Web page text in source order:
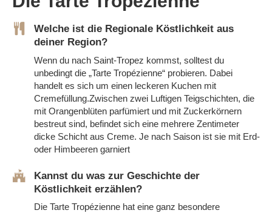
Welche ist die Regionale Köstlichkeit aus
deiner Region?
Wenn du nach Saint-Tropez kommst, solltest du
unbedingt die „Tarte Tropézienne“ probieren. Dabei
handelt es sich um einen leckeren Kuchen mit
Cremefüllung.Zwischen zwei Luftigen Teigschichten, die
mit Orangenblüten parfümiert und mit Zuckerkörnern
bestreut sind, befindet sich eine mehrere Zentimeter
dicke Schicht aus Creme. Je nach Saison ist sie mit Erd-
oder Himbeeren garniert
Kannst du was zur Geschichte der
Köstlichkeit erzählen?
Die Tarte Tropézienne hat eine ganz besondere